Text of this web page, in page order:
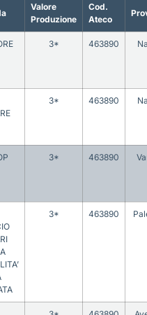
Valore
Produzione
Cod.
Ateco
3* 463890
3* 463890
3* 463890
3* 463890